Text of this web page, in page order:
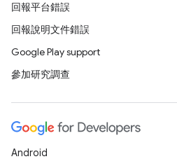
回報平台錯誤
回報說明文件錯誤
Google Play support
參加研究調查
Android